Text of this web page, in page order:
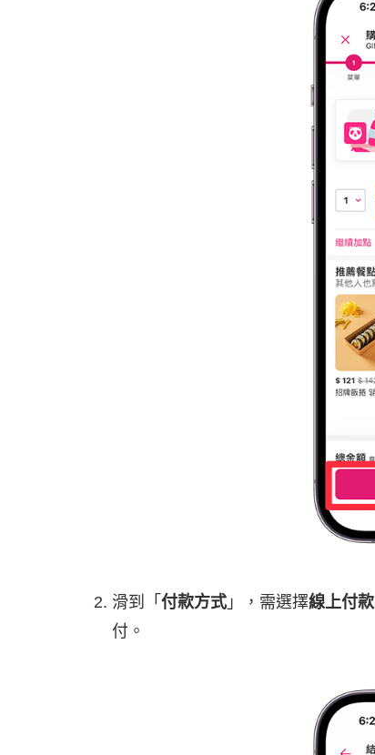
滑到「 付款方式 」，需選擇線上付款
付。